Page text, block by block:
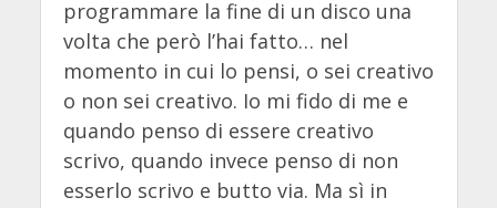
programmare la fine di un disco una
volta che però l’hai fatto… nel
momento in cui lo pensi, o sei creativo
o non sei creativo. Io mi fido di me e
quando penso di essere creativo
scrivo, quando invece penso di non
esserlo scrivo e butto via. Ma sì in